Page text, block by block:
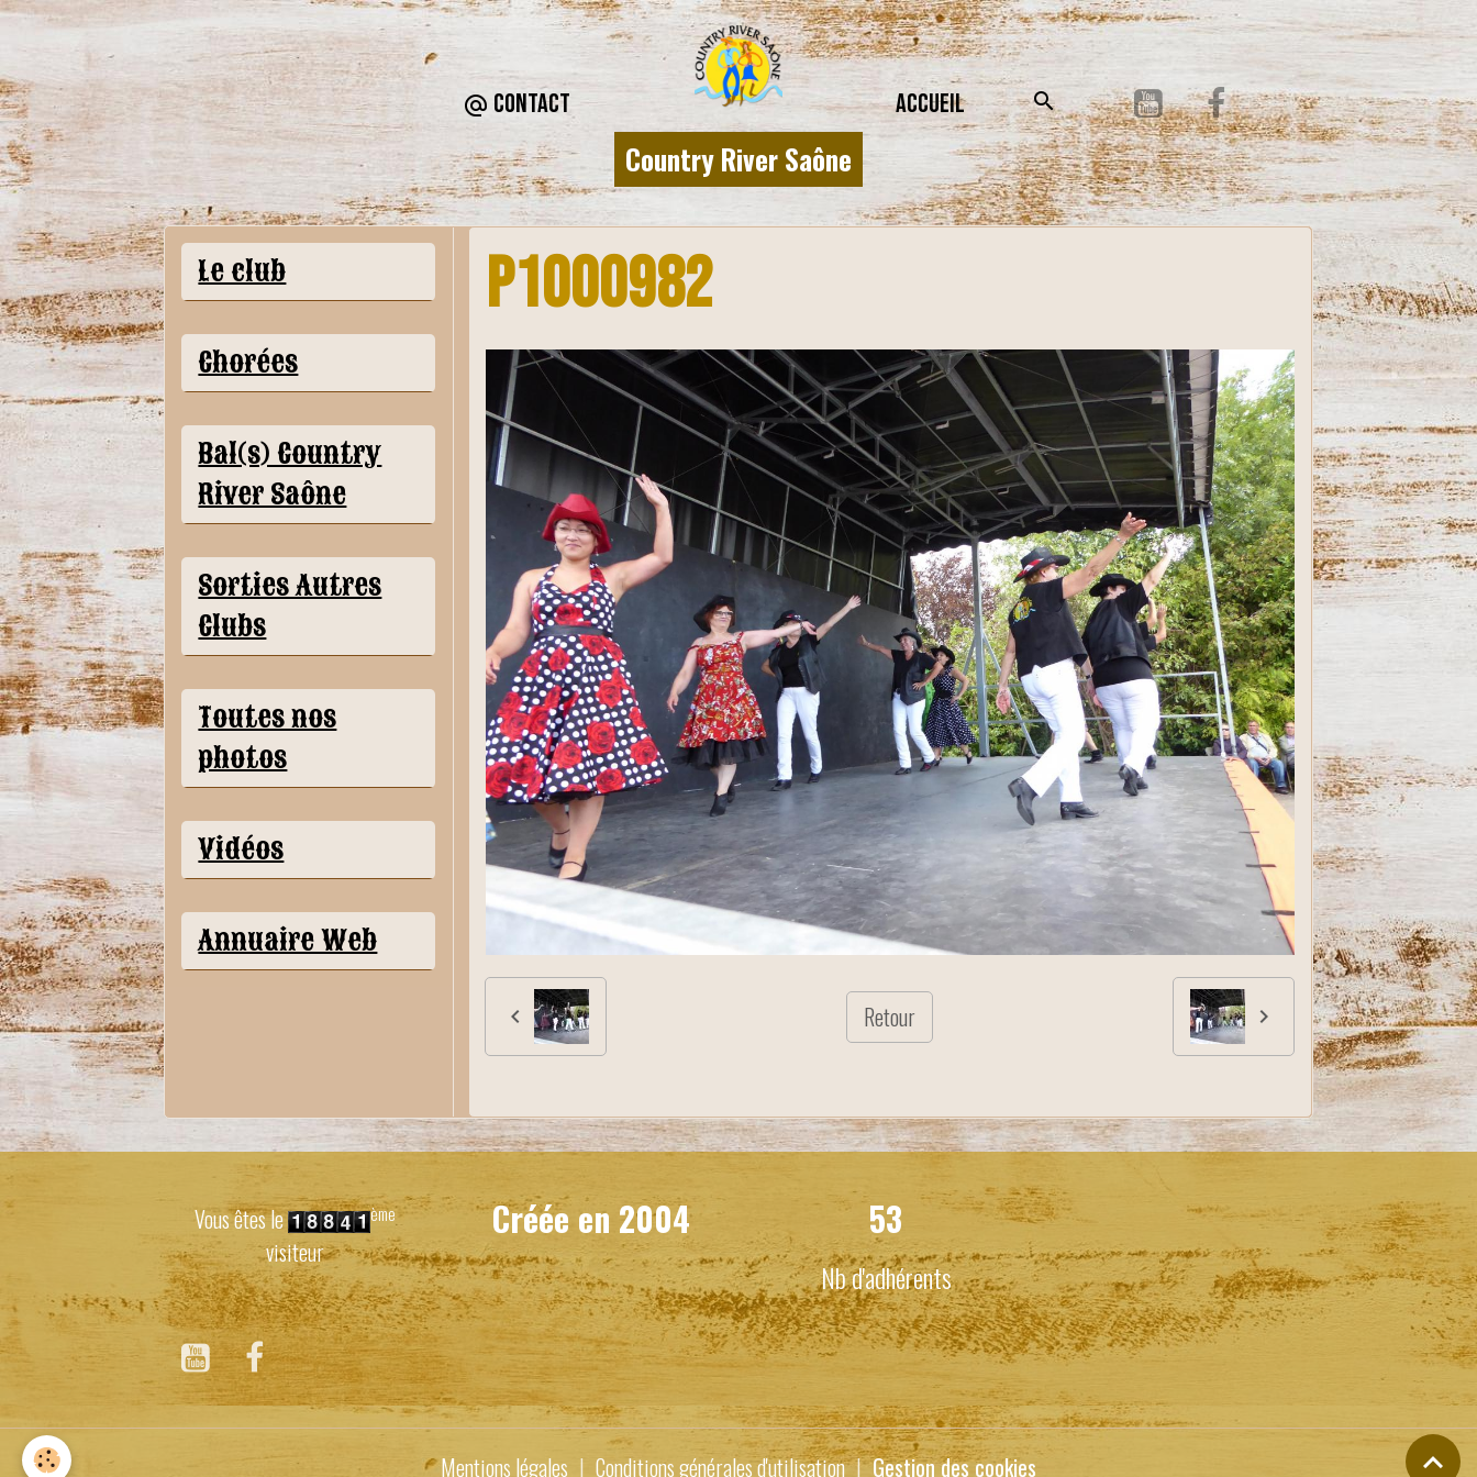
CONTACT
Country River Saône
Accueil
P1000982
Retour
Le club
Chorées
Bal(s) Country
River Saône
Sorties Autres
Clubs
Toutes nos
photos
Vidéos
Annuaire Web
Vous êtes le ème
visiteur
Créée en 2004 53
Nb d'adhérents
Mentions légales Conditions générales d'utilisation Gestion des cookies